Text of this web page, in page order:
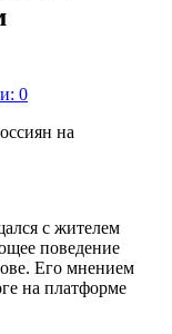
0
с жителем
поведение
Его мнением
на платформе